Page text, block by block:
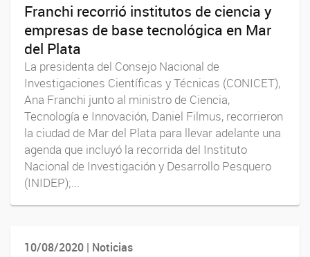
Franchi recorrió institutos de ciencia y
empresas de base tecnológica en Mar
del Plata
La presidenta del Consejo Nacional de
Investigaciones Científicas y Técnicas (CONICET),
Ana Franchi junto al ministro de Ciencia,
Tecnología e Innovación, Daniel Filmus, recorrieron
la ciudad de Mar del Plata para llevar adelante una
agenda que incluyó la recorrida del Instituto
Nacional de Investigación y Desarrollo Pesquero
(INIDEP);...
10/08/2020 | Noticias